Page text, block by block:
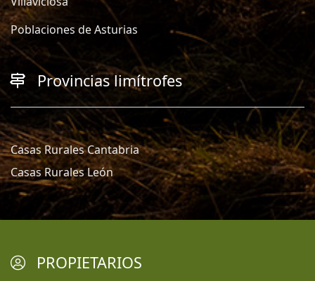
Poblaciones de Asturias
Provincias limítrofes
Casas Rurales Cantabria
Casas Rurales León
PROPIETARIOS